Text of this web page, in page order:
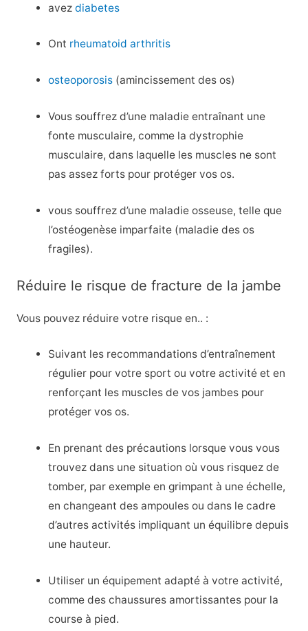
avezdiabetes
Ont rheumatoid arthritis
osteoporosis (amincissement des os)
Vous souffrez d’une maladie entraînant une
fonte musculaire, comme la dystrophie
musculaire, dans laquelle les muscles ne sont
pas assez forts pour protéger vos os.
vous souffrez d’une maladie osseuse, telle que
l’ostéogenèse imparfaite (maladie des os
fragiles).
Réduire le risque de fracture de la jambe
Vous pouvez réduire votre risque en.. :
Suivant les recommandations d’entraînement
régulier pour votre sport ou votre activité et en
renforçant les muscles de vos jambes pour
protéger vos os.
En prenant des précautions lorsque vous vous
trouvez dans une situation où vous risquez de
tomber, par exemple en grimpant à une échelle,
en changeant des ampoules ou dans le cadre
d’autres activités impliquant un équilibre depuis
une hauteur.
Utiliser un équipement adapté à votre activité,
comme des chaussures amortissantes pour la
course à pied.